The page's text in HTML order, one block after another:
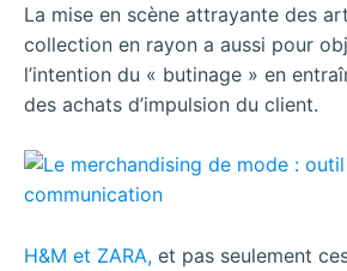
La mise en scène attrayante des
collection en rayon a aussi pour
l’intention du « butinage » en
des achats d’impulsion du client.
H&M et ZARA, et pas seulement